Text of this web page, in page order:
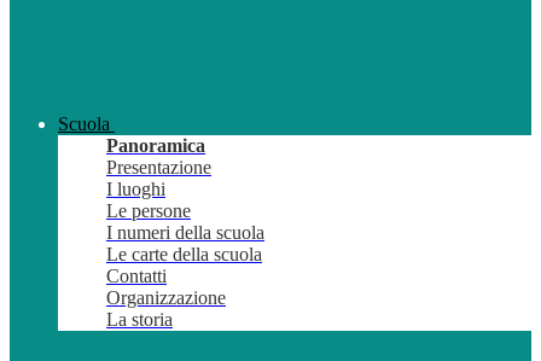
Scuola
Panoramica
Presentazione
I luoghi
Le persone
I numeri della scuola
Le carte della scuola
Contatti
Organizzazione
La storia